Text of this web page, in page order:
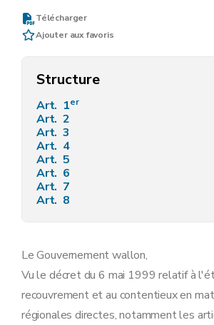
Télécharger
Ajouter aux favoris
Structure
Art. 1er
Art. 2
Art. 3
Art. 4
Art. 5
Art. 6
Art. 7
Art. 8
Le Gouvernement wallon,
Vu le décret du 6 mai 1999 relatif à
recouvrement et au contentieux en
régionales directes, notamment les